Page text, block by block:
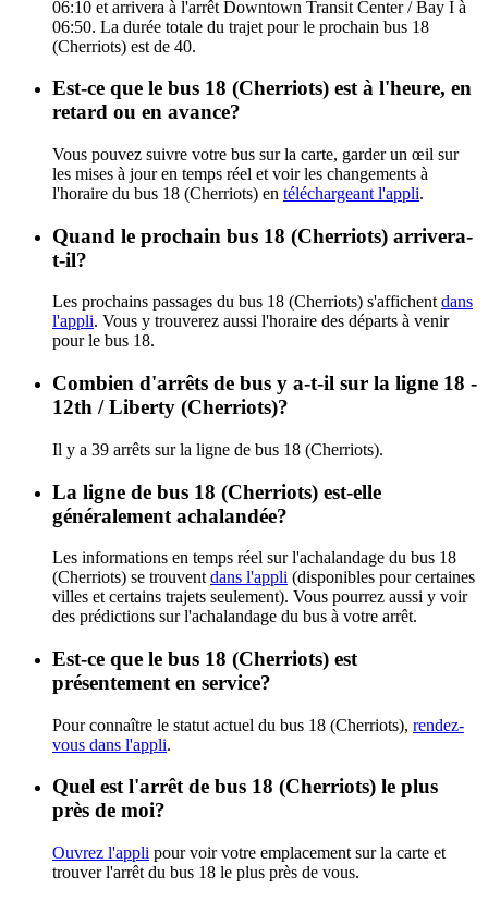
06:10 et arrivera à l'arrêt Downtown Transit Center / Bay I à
06:50. La durée totale du trajet pour le prochain bus 18
(Cherriots) est de 40.
Est-ce que le bus 18 (Cherriots) est à l'heure, en
retard ou en avance?
Vous pouvez suivre votre bus sur la carte, garder un œil sur
les mises à jour en temps réel et voir les changements à
l'horaire du bus 18 (Cherriots) en téléchargeant l'appli.
Quand le prochain bus 18 (Cherriots) arrivera-
t-il?
Les prochains passages du bus 18 (Cherriots) s'affichent dans
l'appli. Vous y trouverez aussi l'horaire des départs à venir
pour le bus 18.
Combien d'arrêts de bus y a-t-il sur la ligne 18 -
12th / Liberty (Cherriots)?
Il y a 39 arrêts sur la ligne de bus 18 (Cherriots).
La ligne de bus 18 (Cherriots) est-elle
généralement achalandée?
Les informations en temps réel sur l'achalandage du bus 18
(Cherriots) se trouvent dans l'appli (disponibles pour certaines
villes et certains trajets seulement). Vous pourrez aussi y voir
des prédictions sur l'achalandage du bus à votre arrêt.
Est-ce que le bus 18 (Cherriots) est
présentement en service?
Pour connaître le statut actuel du bus 18 (Cherriots), rendez-
vous dans l'appli.
Quel est l'arrêt de bus 18 (Cherriots) le plus
près de moi?
Ouvrez l'appli pour voir votre emplacement sur la carte et
trouver l'arrêt du bus 18 le plus près de vous.